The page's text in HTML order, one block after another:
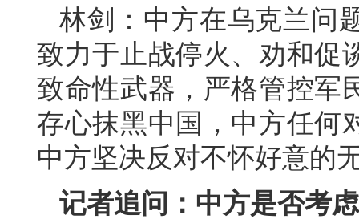
林剑：中方在乌克兰问
致力于止战停火、劝和促
致命性武器，严格管控军
存心抹黑中国，中方任何
中方坚决反对不怀好意的
记者追问：中方是否考